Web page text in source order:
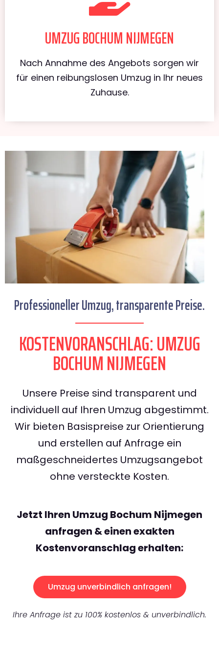
UMZUG BOCHUM NIJMEGEN
Nach Annahme des Angebots sorgen wir
für einen reibungslosen Umzug in Ihr neues
Zuhause.
Professioneller Umzug, transparente Preise.
KOSTENVORANSCHLAG: UMZUG
BOCHUM NIJMEGEN
Unsere Preise sind transparent und
individuell auf Ihren Umzug abgestimmt.
Wir bieten Basispreise zur Orientierung
und erstellen auf Anfrage ein
maßgeschneidertes Umzugsangebot
ohne versteckte Kosten.
Jetzt Ihren Umzug Bochum Nijmegen
anfragen & einen exakten
Kostenvoranschlag erhalten:
Umzug unverbindlich anfragen!
Ihre Anfrage ist zu 100% kostenlos & unverbindlich.